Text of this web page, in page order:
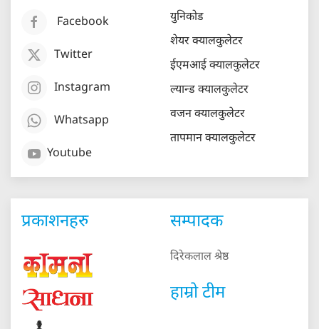
Facebook
Twitter
Instagram
Whatsapp
Youtube
युनिकोड
शेयर क्यालकुलेटर
ईएमआई क्यालकुलेटर
ल्यान्ड क्यालकुलेटर
वजन क्यालकुलेटर
तापमान क्यालकुलेटर
प्रकाशनहरु सम्पादक
दिरेकलाल श्रेष्ठ
हाम्रो टीम